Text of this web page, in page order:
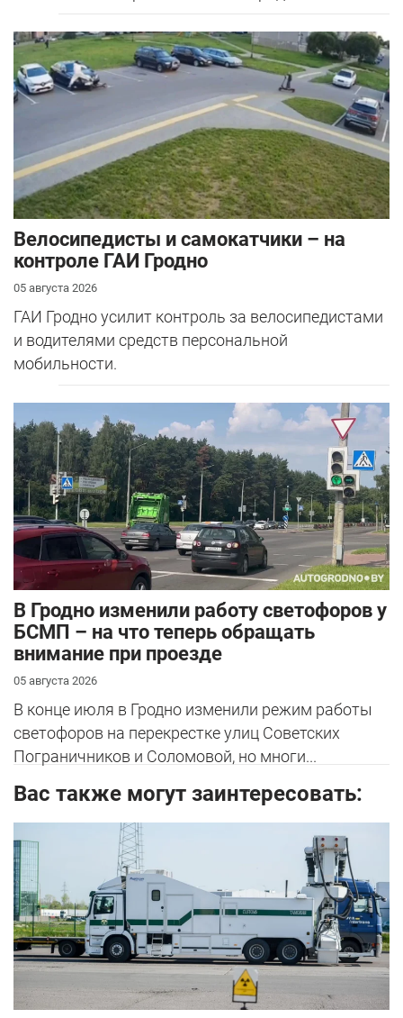
Велосипедисты и самокатчики – на
контроле ГАИ Гродно
05 августа 2026
ГАИ Гродно усилит контроль за велосипедистами
и водителями средств персональной
мобильности.
В Гродно изменили работу светофоров у
БСМП – на что теперь обращать
внимание при проезде
05 августа 2026
В конце июля в Гродно изменили режим работы
светофоров на перекрестке улиц Советских
Пограничников и Соломовой, но многи...
Вас также могут заинтересовать: